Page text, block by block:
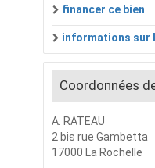
financer ce bien
informations sur
Coordonnées
A. RATEAU
2 bis rue Gambetta
17000 La Rochelle